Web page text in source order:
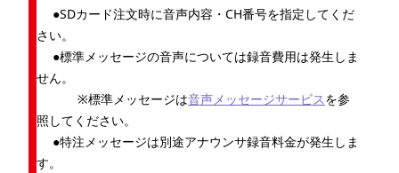
●SDカード注文時に音声内容・CH番号を指定してくだ
さい。
●標準メッセージの音声については録音費用は発生しま
せん。
※標準メッセージは音声メッセージサービスを参
照してください。
●特注メッセージは別途アナウンサ録音料金が発生しま
す。